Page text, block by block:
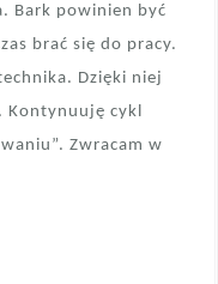
Bark powinien być
brać się do pracy.
Dzięki niej
Kontynuuję cykl
Zwracam w